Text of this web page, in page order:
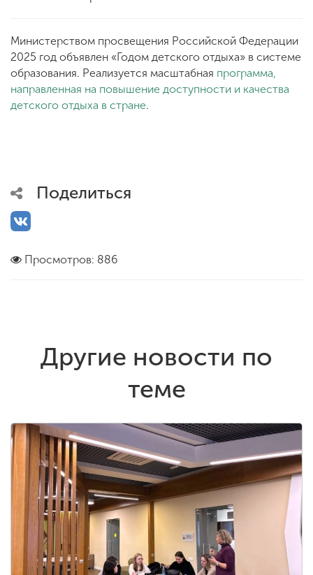
Министерством просвещения Российской Федерации
2025 год объявлен «Годом детского отдыха» в системе
образования. Реализуется масштабная программа,
направленная на повышение доступности и качества
детского отдыха в стране.
Поделиться
Просмотров: 886
Другие новости по
теме